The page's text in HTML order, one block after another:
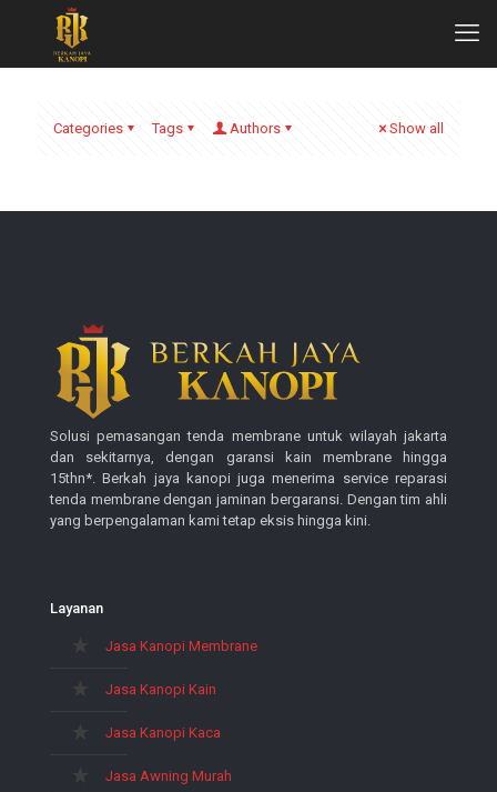
Categories Tags Authors Show all
Solusi pemasangan tenda membrane untuk wilayah jakarta
dan sekitarnya, dengan garansi kain membrane hingga
15thn*. Berkah jaya kanopi juga menerima service reparasi
tenda membrane dengan jaminan bergaransi. Dengan tim ahli
yang berpengalaman kami tetap eksis hingga kini.
Layanan
Jasa Kanopi Membrane
Jasa Kanopi Kain
Jasa Kanopi Kaca
Jasa Awning Murah